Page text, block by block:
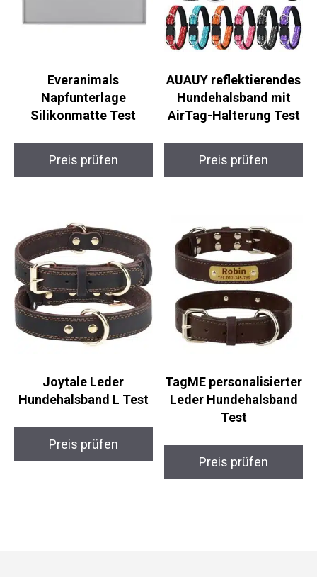
Everanimals
Napfunterlage
Silikonmatte Test
Preis prüfen
AUAUY reflektierendes
Hundehalsband mit
AirTag-Halterung Test
Preis prüfen
Joytale Leder
Hundehalsband L Test
Preis prüfen
TagME personalisierter
Leder Hundehalsband
Test
Preis prüfen